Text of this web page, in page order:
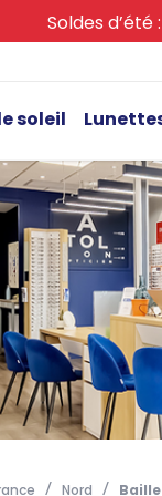
Soldes d’été
soleil
Nord